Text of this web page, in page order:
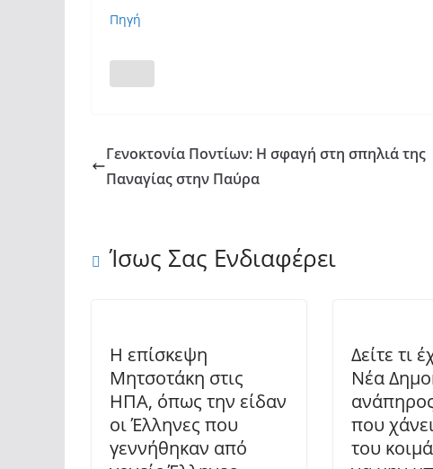
Πηγή
Γενοκτονία Ποντίων: Η σφαγή στη σπηλιά της
Παναγίας στην Παύρα
Ίσως Σας Ενδιαφέρει
Η επίσκεψη
Μητσοτάκη στις
ΗΠΑ, όπως την είδαν
οι Έλληνες που
γεννήθηκαν από
Δείτε τι
Νέα
που
του